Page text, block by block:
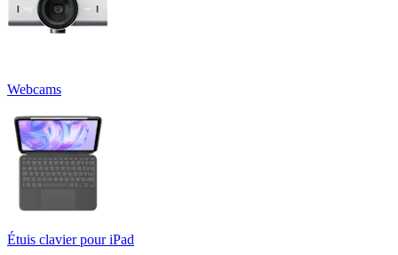
Webcams
Étuis clavier pour iPad